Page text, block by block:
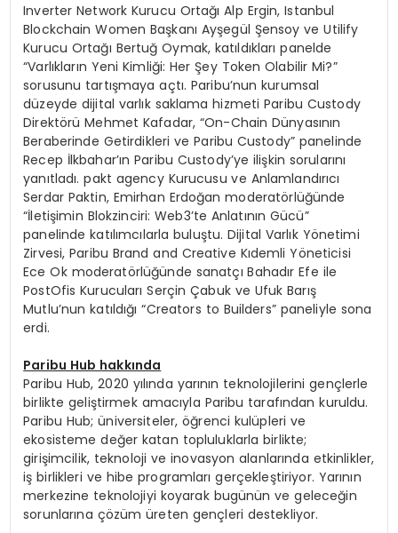
Inverter Network Kurucu Ortağı Alp Ergin, Istanbul
Blockchain Women Başkanı Ayşegül Şensoy ve Utilify
Kurucu Ortağı Bertuğ Oymak, katıldıkları panelde
“Varlıkların Yeni Kimliği: Her Şey Token Olabilir Mi?”
sorusunu tartışmaya açtı. Paribu’nun kurumsal
düzeyde dijital varlık saklama hizmeti Paribu Custody
Direktörü Mehmet Kafadar, “On-Chain Dünyasının
Beraberinde Getirdikleri ve Paribu Custody” panelinde
Recep İlkbahar’ın Paribu Custody’ye ilişkin sorularını
yanıtladı. pakt agency Kurucusu ve Anlamlandırıcı
Serdar Paktin, Emirhan Erdoğan moderatörlüğünde
“İletişimin Blokzinciri: Web3’te Anlatının Gücü”
panelinde katılımcılarla buluştu. Dijital Varlık Yönetimi
Zirvesi, Paribu Brand and Creative Kıdemli Yöneticisi
Ece Ok moderatörlüğünde sanatçı Bahadır Efe ile
PostOfis Kurucuları Serçin Çabuk ve Ufuk Barış
Mutlu’nun katıldığı “Creators to Builders” paneliyle sona
erdi.
Paribu Hub hakkında
Paribu Hub, 2020 yılında yarının teknolojilerini gençlerle
birlikte geliştirmek amacıyla Paribu tarafından kuruldu.
Paribu Hub; üniversiteler, öğrenci kulüpleri ve
ekosisteme değer katan topluluklarla birlikte;
girişimcilik, teknoloji ve inovasyon alanlarında etkinlikler,
iş birlikleri ve hibe programları gerçekleştiriyor. Yarının
merkezine teknolojiyi koyarak bugünün ve geleceğin
sorunlarına çözüm üreten gençleri destekliyor.